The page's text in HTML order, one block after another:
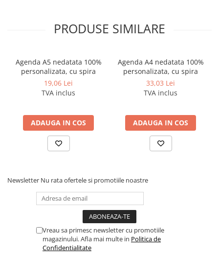
Markere evidentiatoare text
Markere flipchart
Markere vopsea / creta lichida
Markere textile
Pixuri si rezerve
Accesorii de birou
Ace cu gamalie
Agrafe de birou
Buretiere, elastice
Calculatoare de birou
PRODUSE SIMILARE
Agenda A5 nedatata 100%
personalizata, cu spira
19,06 Lei
TVA inclus
ADAUGA IN COS
Agenda A4 nedatata 100%
personalizata, cu spira
33,03 Lei
TVA inclus
ADAUGA IN COS
Newsletter Nu rata ofertele si promotiile noastre
Vreau sa primesc newsletter cu promotiile
magazinului. Afla mai multe in Politica de
Confidentialitate